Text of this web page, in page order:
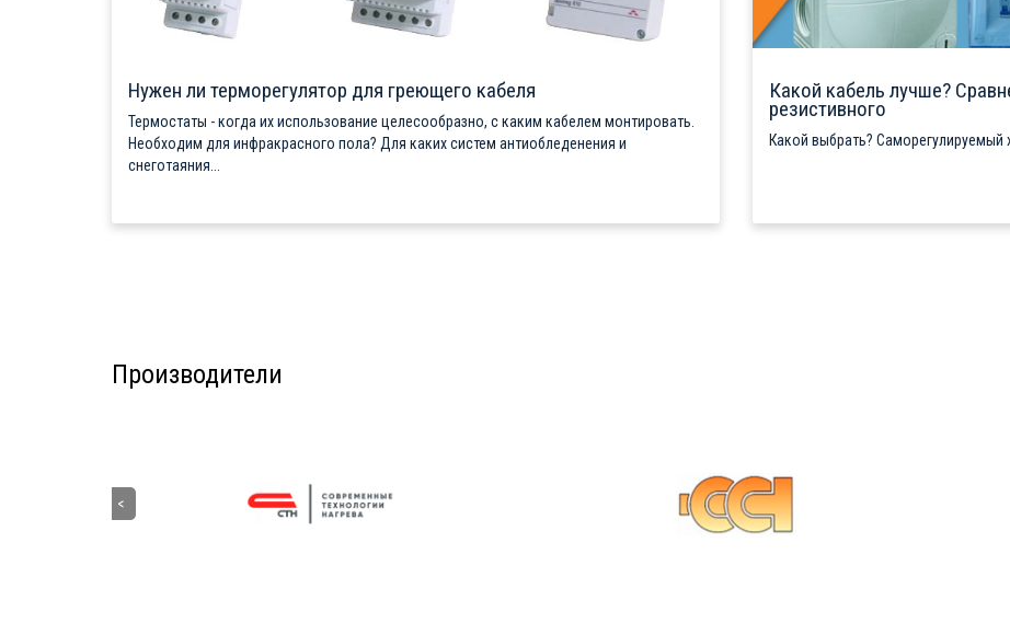
Нужен ли терморегулятор для греющего кабеля
Термостаты - когда их использование целесообразно, с каким кабелем монтировать.
Необходим для инфракрасного пола? Для каких систем антиобледенения и
снеготаяния...
Какой кабель лучше?
резистивного
Какой выбрать? Саморегулируемый
Производители